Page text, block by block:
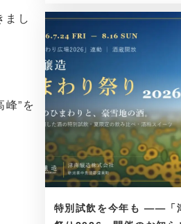
まし
”を
特別試飲を今年も ——「